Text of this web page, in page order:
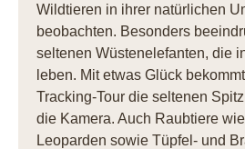
Wildtieren in ihrer natürlichen
beobachten. Besonders
seltenen Wüstenelefanten, die
leben. Mit etwas Glück
Tracking-Tour die seltenen
die Kamera. Auch Raubtiere
Leoparden sowie Tüpfel- und